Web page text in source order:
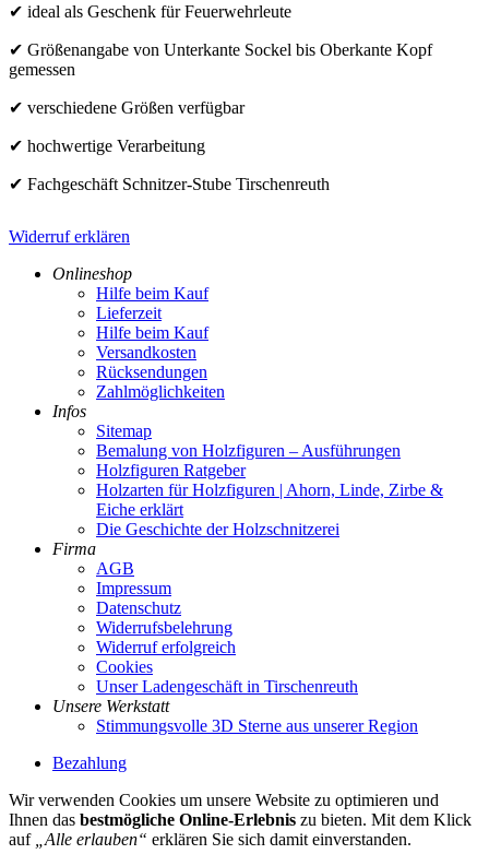
✔ ideal als Geschenk für Feuerwehrleute
✔ Größenangabe von Unterkante Sockel bis Oberkante Kopf
gemessen
✔ verschiedene Größen verfügbar
✔ hochwertige Verarbeitung
✔ Fachgeschäft Schnitzer-Stube Tirschenreuth
Widerruf erklären
Onlineshop
Hilfe beim Kauf
Lieferzeit
Hilfe beim Kauf
Versandkosten
Rücksendungen
Zahlmöglichkeiten
Infos
Sitemap
Bemalung von Holzfiguren – Ausführungen
Holzfiguren Ratgeber
Holzarten für Holzfiguren | Ahorn, Linde, Zirbe &
Eiche erklärt
Die Geschichte der Holzschnitzerei
Firma
AGB
Impressum
Datenschutz
Widerrufsbelehrung
Widerruf erfolgreich
Cookies
Unser Ladengeschäft in Tirschenreuth
Unsere Werkstatt
Stimmungsvolle 3D Sterne aus unserer Region
Bezahlung
Wir verwenden Cookies um unsere Website zu optimieren und
Ihnen das bestmögliche Online-Erlebnis zu bieten. Mit dem Klick
auf
„Alle erlauben“ erklären Sie sich damit einverstanden.